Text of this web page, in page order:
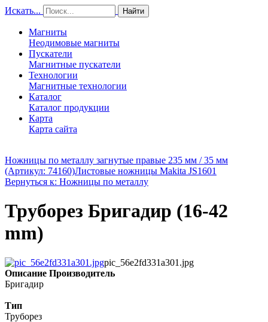
Искать... Найти
Магниты
Неодимовые магниты
Пускатели
Магнитные пускатели
Технологии
Магнитные технологии
Каталог
Каталог продукции
Карта
Карта сайта
Ножницы по металлу загнутые правые 235 мм / 35 мм
(Артикул: 74160)Листовые ножницы Makita JS1601
Вернуться к: Ножницы по металлу
Труборез Бригадир (16-42
mm)
pic_56e2fd331a301.jpg
Описание Производитель
Бригадир
Тип
Труборез